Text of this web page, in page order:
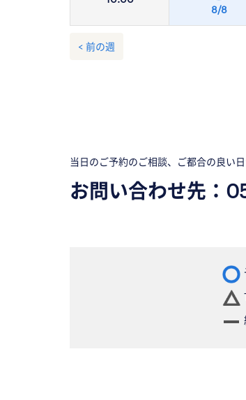
8/8
< 前の週
当日のご予約のご相談、ご都合の良い
お問い合わせ先：